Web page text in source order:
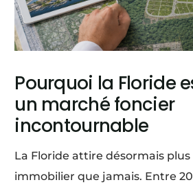
Pourquoi la Floride
un marché foncier
incontournable
La Floride attire désormais
immobilier que jamais. Entre